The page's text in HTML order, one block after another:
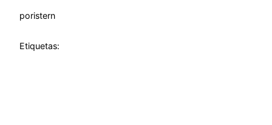
poristern
Etiquetas: